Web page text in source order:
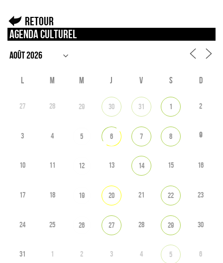
Retour
Agenda culturel
L M M J V S D
27 28 29 30 31 1 2
3 4 5 6 7 8 9
10 11 12 13 14 15 16
17 18 19 20 21 22 23
24 25 26 27 28 29 30
31 1 2 3 4 5 6